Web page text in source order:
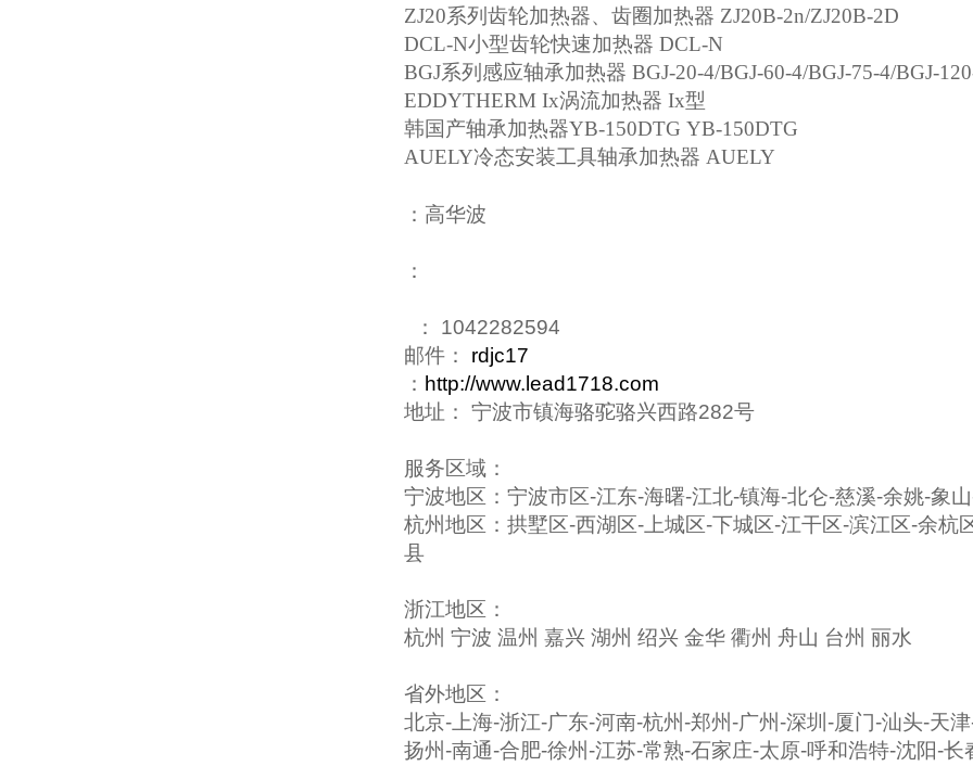
ZJ20系列齿轮加热器、齿圈加热器 ZJ20B-2n/ZJ20B-2D
DCL-N小型齿轮快速加热器 DCL-N
BGJ系列感应轴承加热器 BGJ-20-4/BGJ-60-4/BGJ-75-4/BGJ-
EDDYTHERM Ix涡流加热器 Ix型
韩国产轴承加热器YB-150DTG YB-150DTG
AUELY冷态安装工具轴承加热器 AUELY
：高华波
：
： 1042282594
邮件： rdjc17
： http://www.lead1718.com
地址： 宁波市镇海骆驼骆兴西路282号
服务区域：
宁波地区：宁波市区-江东-海曙-江北-镇海-北仑-慈溪-余姚-象山
杭州地区：拱墅区-西湖区- 上城区-下城区-江干区-滨江区-余杭
县
浙江地区：
杭州 宁波 温州 嘉兴 湖州 绍兴 金华 衢州 舟山 台州 丽水
省外地区：
北京- 上海-浙江-广东-河南-杭州-郑州-广州-深圳 -厦门-汕头-天津
扬州-南通-合肥-徐州-江苏-常熟-石家庄-太原-呼和浩特-沈阳-长